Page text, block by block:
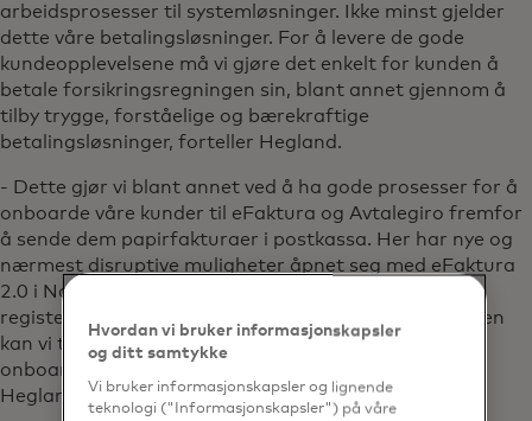
arbeidsprosesser til systemløsninger. Ikke minst gjelder
dette våre betalingsløsninger. For å levere de gode
kundeopplevelsene må vi gjøre det enkelt for kunden å
betale forsikringsregningen sin, blant annet gjennom å
tilby trygge, forståelige og bærekraftige
betalingsløsninger, forteller Hegland.
- Dette gjør vi blant annet ved å ha gode prosesser for å
onboarde våre kunder til eFaktura og Avtalegiro fremfor
å sende dem papirfakturaer i postkassa. Her har nye og
nærmest disruptive muligheter åpnet seg med eFaktura
2.0 i Norge, hvor vi kan slå opp mot 'Ja takk til alle
registerets' 3,4 millioner privatpersoner. På den måten
kan vi tilby kunden en helautomatisert og friksjonsfri
onboarding til eFaktura fra første regning, forteller
Hegland.
Hvordan vi bruker informasjonskapsler
og ditt samtykke
Vi bruker informasjonskapsler og lignende
teknologi ("Informasjonskapsler") på våre